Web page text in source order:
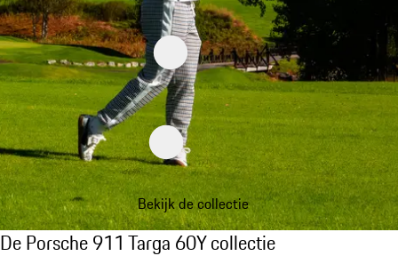
Bekijk de collectie
De Porsche 911 Targa 60Y collectie
De Porsche 911 Targa 60Y collectie